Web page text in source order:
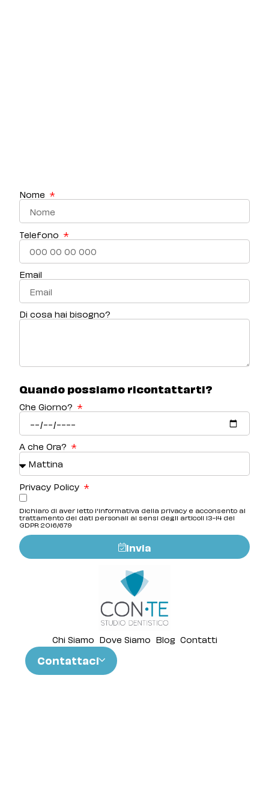
Nome
Telefono
Email
Di cosa hai bisogno?
Quando possiamo ricontattarti?
Che Giorno?
A che Ora?
Privacy Policy
Dichiaro di aver letto l'informativa della privacy e acconsento al
trattamento dei dati personali ai sensi degli articoli 13-14 del
GDPR 2016/679
Invia
Chi Siamo Dove Siamo Blog Contatti
Contattaci